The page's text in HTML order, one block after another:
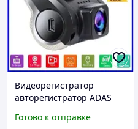
Видеорегистратор
авторегистратор ADAS
Готово к отправке